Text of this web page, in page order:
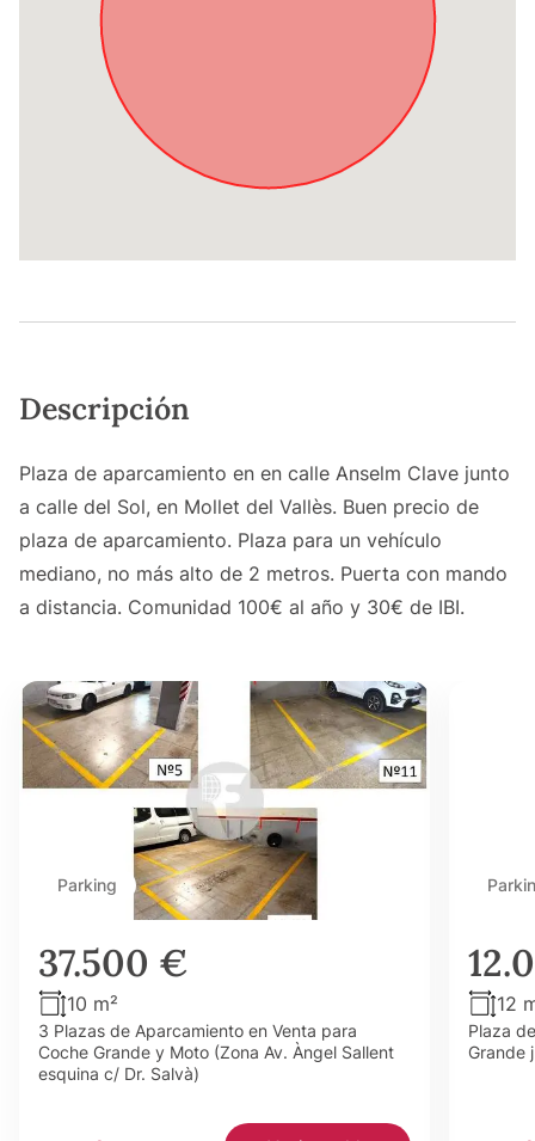
Descripción
Plaza de aparcamiento en en calle Anselm Clave junto
a calle del Sol, en Mollet del Vallès. Buen precio de
plaza de aparcamiento. Plaza para un vehículo
mediano, no más alto de 2 metros. Puerta con mando
a distancia. Comunidad 100€ al año y 30€ de IBI.
Parking
37.500 €
10 m²
3 Plazas de Aparcamiento en Venta para
Coche Grande y Moto (Zona Av. Àngel Sallent
esquina c/ Dr. Salvà)
12
Plaza
Grande